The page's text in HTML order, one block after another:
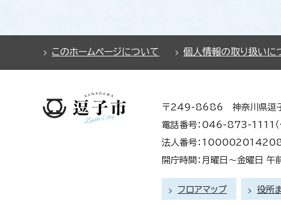
このホームページについて 個人情報の取り扱いに
〒249-8686 神奈川県逗
電話番号：046-873-1111（
法人番号：
開庁時間：月曜日～金曜日
フロアマップ 役所